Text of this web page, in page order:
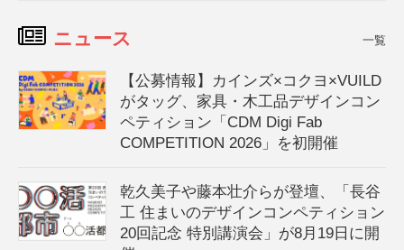
ニュース 一覧
【公募情報】カインズ×コクヨ×VUILD
がタッグ、家具・木工品デザインコン
ペティション「CDM Digi Fab
COMPETITION 2026」を初開催
乾久美子や藤本壮介らが登壇、「長谷
工 住まいのデザインコンペティション
20回記念 特別講演会」が8月19日に開